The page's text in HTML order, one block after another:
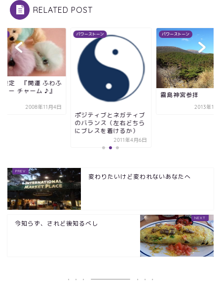
RELATED POST
限定 『開運 ふわふ
ァー チャーム ♪』
2008年11月4日
パワーストーン
ポジティブとネガティブ
のバランス（左右どちら
にブレスを着けるか）
2011年4月6日
パワーストーン
霧島神宮参拝
2013年11
変わりたいけど変われないあなたへ
今知らず、されど後知るべし